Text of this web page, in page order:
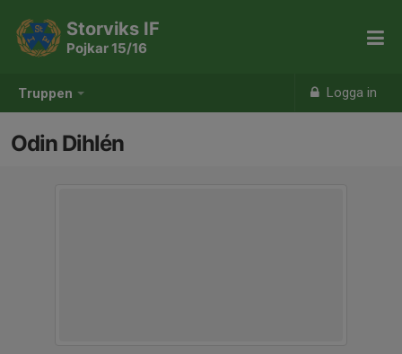
Truppen Logga in
Storviks IF
Pojkar 15/16
Odin Dihlén